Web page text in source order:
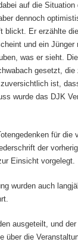
auf die Situation
dennoch
blickt. Er erzählte
und ein Jünger
was er sieht.
gesetzt, die
ist,
wurde das DJK
für die
der
Einsicht vorgelegt.
wurden auch
ausgeteilt, und
über die